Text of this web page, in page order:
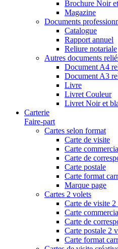
Brochure Noir
Magazine
Documents
Catalogue
Rapport annuel
Reliure notariale
Autres documents
Document A4
Document A3
Livre
Livret Couleur
Livret Noir et
Carterie
Faire-part
Cartes selon format
Carte de visite
Carte
Carte de
Carte postale
Carte format
Marque page
Cartes 2 volets
Carte de visite 2
Carte
Carte de
Carte postale 2
Carte format